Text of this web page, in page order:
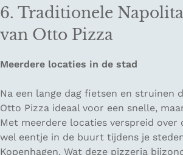
6. Traditionele
van Otto Pizza
Meerdere locaties in de stad
Na een lange dag fietsen en struinen
Otto Pizza ideaal voor een snelle,
Met meerdere locaties verspreid over
wel eentje in de buurt tijdens je
Kopenhagen. Wat deze pizzeria